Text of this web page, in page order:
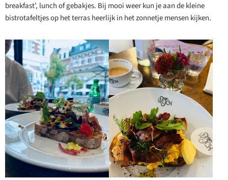
breakfast’, lunch of gebakjes. Bij mooi weer kun je aan de kleine
bistrotafeltjes op het terras heerlijk in het zonnetje mensen kijken.